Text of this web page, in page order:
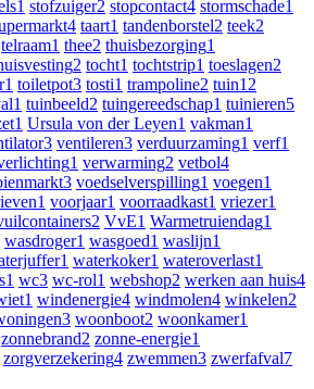
1 stofzuiger2 stopcontact4 stormschade1
4 taart1 tandenborstel2 teek2
telraam1 thee2 thuisbezorging1
2 tocht1 tochtstrip1 toeslagen2
1 toiletpot3 tosti1 trampoline2 tuin12
1 tuinbeeld2 tuingereedschap1 tuinieren5
1 Ursula von der Leyen1 vakman1
3 ventileren3 verduurzaming1 verf1
1 verwarming2 vetbol4
3 voedselverspilling1 voegen1
1 voorjaar1 voorraadkast1 vriezer1
2 VvE1 Warmetruiendag1
wasdroger1 wasgoed1 waslijn1
1 waterkoker1 wateroverlast1
1 wc3 wc-rol1 webshop2 werken aan huis4
1 windenergie4 windmolen4 winkelen2
3 woonboot2 woonkamer1
zonnebrand2 zonne-energie1
zorgverzekering4 zwemmen3 zwerfafval7